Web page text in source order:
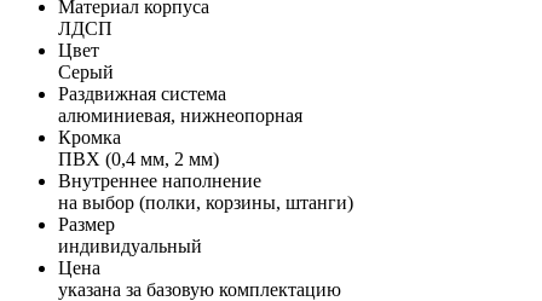
Материал корпуса
ЛДСП
Цвет
Серый
Раздвижная система
алюминиевая, нижнеопорная
Кромка
ПВХ (0,4 мм, 2 мм)
Внутреннее наполнение
на выбор (полки, корзины, штанги)
Размер
индивидуальный
Цена
указана за базовую комплектацию